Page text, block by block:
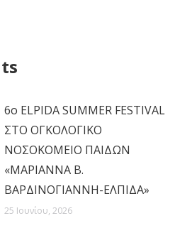
6ο ELPIDA SUMMER FESTIVAL
ΣΤΟ ΟΓΚΟΛΟΓΙΚΟ
ΝΟΣΟΚΟΜΕΙΟ ΠΑΙΔΩΝ
«ΜΑΡΙΑΝΝΑ Β.
ΒΑΡΔΙΝΟΓΙΑΝΝΗ-ΕΛΠΙΔΑ»
25 Ιουνίου, 2026